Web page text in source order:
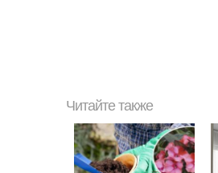
Читайте также